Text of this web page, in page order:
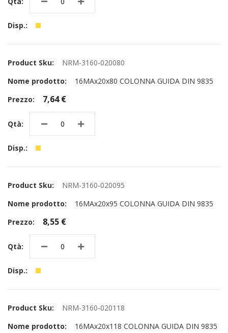
NRM-3160-020080
16MAx20x80 COLONNA GUIDA DIN 9835
7,64 €
NRM-3160-020095
16MAx20x95 COLONNA GUIDA DIN 9835
8,55 €
NRM-3160-020118
16MAx20x118 COLONNA GUIDA DIN 9835